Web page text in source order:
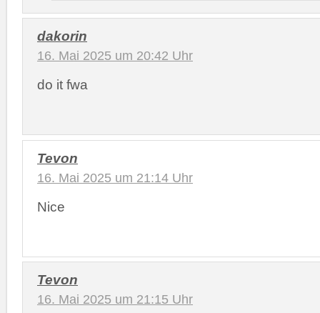
dakorin
16. Mai 2025 um 20:42 Uhr
do it fwa
Tevon
16. Mai 2025 um 21:14 Uhr
Nice
Tevon
16. Mai 2025 um 21:15 Uhr